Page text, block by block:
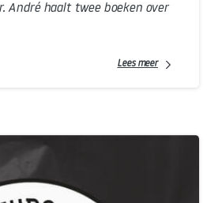
André haalt twee boeken over
Lees meer